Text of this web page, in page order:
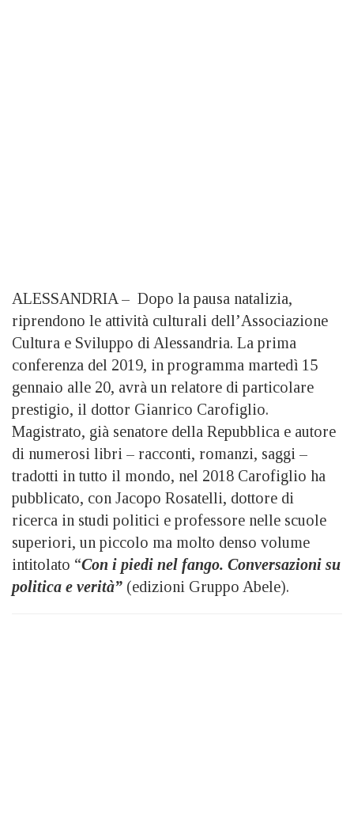
ALESSANDRIA – Dopo la pausa natalizia,
riprendono le attività culturali dell’Associazione
Cultura e Sviluppo di Alessandria. La prima
conferenza del 2019, in programma martedì 15
gennaio alle 20, avrà un relatore di particolare
prestigio, il dottor Gianrico Carofiglio.
Magistrato, già senatore della Repubblica e autore
di numerosi libri – racconti, romanzi, saggi –
tradotti in tutto il mondo, nel 2018 Carofiglio ha
pubblicato, con Jacopo Rosatelli, dottore di
ricerca in studi politici e professore nelle scuole
superiori, un piccolo ma molto denso volume
intitolato “Con i piedi nel fango. Conversazioni su
politica e verità” (edizioni Gruppo Abele).